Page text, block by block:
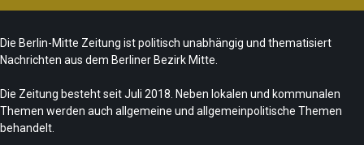
zeitgemäß?
CSD-Anschlag: Trauer und politische
Folgerungen
music
Team/Redaktion 21. Juni 2026
„Les Amoureuses“ zur Fête de la Musique
Die Berlin-Mitte Zeitung ist politisch unabhängig und thematisiert
Nachrichten aus dem Berliner Bezirk Mitte.
Die Zeitung besteht seit Juli 2018. Neben lokalen und kommunalen
Themen werden auch allgemeine und allgemeinpolitische Themen
behandelt.